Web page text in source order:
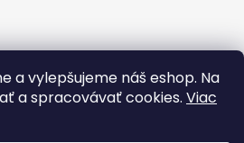
a vylepšujeme náš eshop. Na
a spracovávať cookies. Viac